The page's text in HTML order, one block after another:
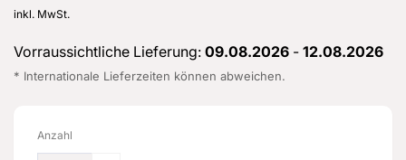
Preis
inkl. MwSt.
Vorraussichtliche Lieferung: 09.08.2026 - 12.08.2026
* Internationale Lieferzeiten können abweichen.
Anzahl